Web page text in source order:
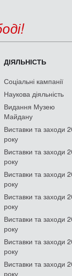
ДІЯЛЬНІСТЬ
Соціальні кампанії
Наукова діяльність
Видання Музею
Майдану
Виставки та заходи
року
Виставки та заходи
року
Виставки та заходи
року
Виставки та заходи
року
Виставки та заходи
року
Виставки та заходи
року
Виставки та заходи
року